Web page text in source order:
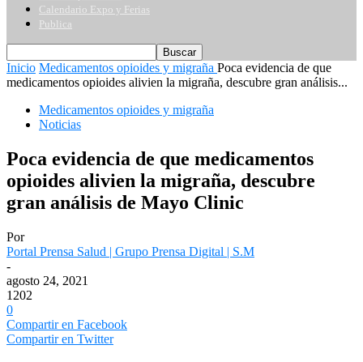
Calendario Expo y Ferias
Publica
Inicio Medicamentos opioides y migraña Poca evidencia de que
medicamentos opioides alivien la migraña, descubre gran análisis...
Medicamentos opioides y migraña
Noticias
Poca evidencia de que medicamentos
opioides alivien la migraña, descubre
gran análisis de Mayo Clinic
Por
Portal Prensa Salud | Grupo Prensa Digital | S.M
-
agosto 24, 2021
1202
0
Compartir en Facebook
Compartir en Twitter